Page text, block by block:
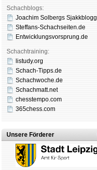
Schachblogs:
Joachim Solbergs Sjakkblogg
Steffans-Schachseiten.de
Entwicklungsvorsprung.de
Schachtraining:
listudy.org
Schach-Tipps.de
Schachwoche.de
Schachmatt.net
chesstempo.com
365chess.com
Unsere Förderer